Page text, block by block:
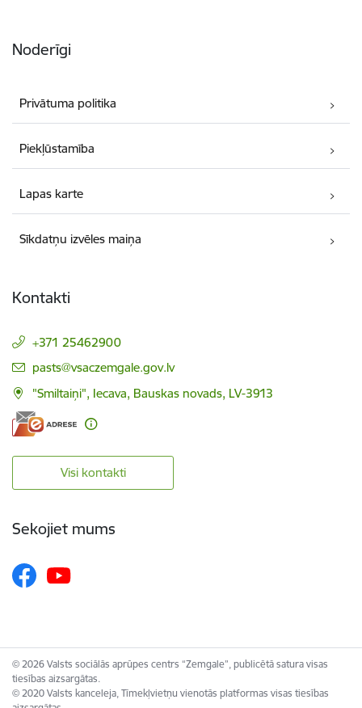
Noderīgi
Privātuma politika
Piekļūstamība
Lapas karte
Sīkdatņu izvēles maiņa
Kontakti
+371 25462900
E-pasts:
pasts@vsaczemgale.gov.lv
"Smiltaiņi", Iecava, Bauskas novads, LV-3913
Visi kontakti
Sekojiet mums
© 2026 Valsts sociālās aprūpes centrs “Zemgale”, publicētā satura visas
tiesības aizsargātas.
© 2020 Valsts kanceleja, Tīmekļvietņu vienotās platformas visas tiesības